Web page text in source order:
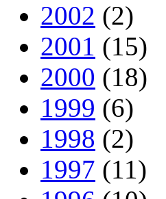
2002 (2)
2001 (15)
2000 (18)
1999 (6)
1998 (2)
1997 (11)